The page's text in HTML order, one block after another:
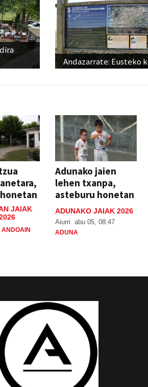
Andazarrate: Eusteko
JAIAK
ANDOAIN
Adunako jaien
lehen txanpa,
asteburu honetan
ADUNAKO JAIAK 2026
Aiurri abu 05, 08:47
ADUNA